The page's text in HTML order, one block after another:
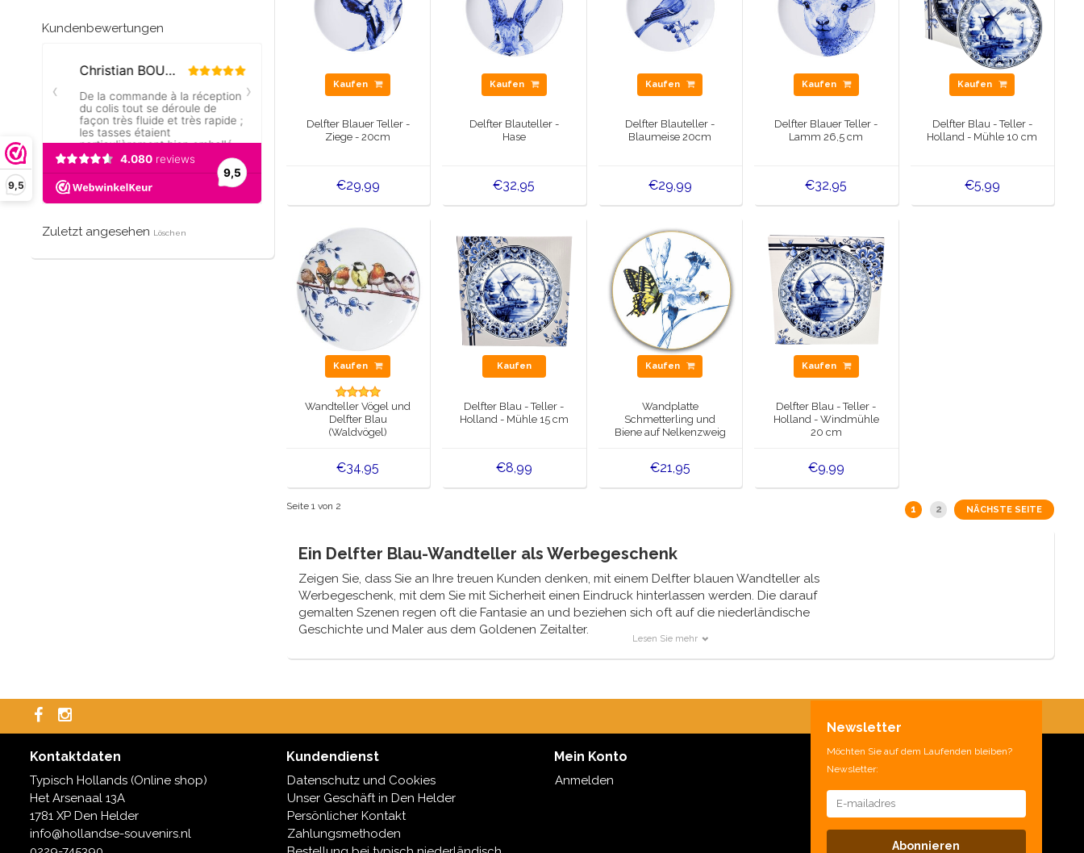
9,5
Kundenbewertungen
Zuletzt angesehen Löschen
Kaufen
Delfter Blauer Teller -
Ziege - 20cm
€29,99
Kaufen
Delfter Blauteller -
Hase
€32,95
Kaufen
Delfter Blauteller -
Blaumeise 20cm
€29,99
Kaufen
Delfter Blauer Teller -
Lamm 26,5 cm
€32,95
Kaufen
Delfter Blau - Teller -
Holland - Mühle 10 cm
€5,99
Kaufen
Wandteller Vögel und
Delfter Blau
(Waldvögel)
€34,95
Kaufen
Delfter Blau - Teller -
Holland - Mühle 15 cm
€8,99
Kaufen
Wandplatte
Schmetterling und
Biene auf Nelkenzweig
€21,95
Kaufen
Delfter Blau - Teller -
Holland - Windmühle
20 cm
€9,99
Seite 1 von 2 1 2 NÄCHSTE SEITE
Ein Delfter Blau-Wandteller als Werbegeschenk
Zeigen Sie, dass Sie an Ihre treuen Kunden denken, mit einem Delfter blauen Wandteller als
Werbegeschenk, mit dem Sie mit Sicherheit einen Eindruck hinterlassen werden. Die darauf
gemalten Szenen regen oft die Fantasie an und beziehen sich oft auf die niederländische
Geschichte und Maler aus dem Goldenen Zeitalter.
Lesen Sie mehr
Kontaktdaten
Typisch Hollands (Online shop)
Het Arsenaal 13A
1781 XP Den Helder
info@hollandse-souvenirs.nl
Kundendienst
Datenschutz und Cookies
Unser Geschäft in Den Helder
Persönlicher Kontakt
Zahlungsmethoden
Mein Konto
Anmelden
Newsletter
Möchten Sie auf dem Laufenden bleiben?
Newsletter:
Abonnieren